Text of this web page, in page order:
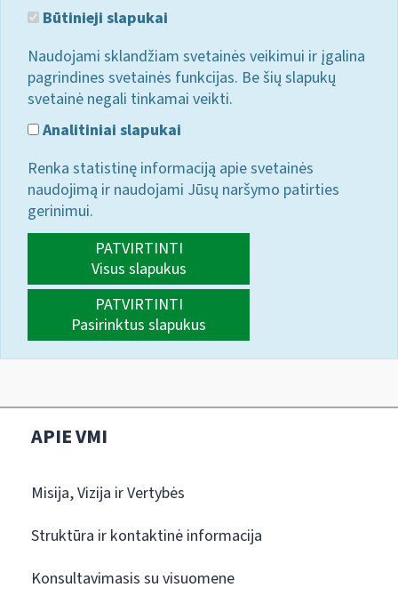
Būtinieji slapukai
Naudojami sklandžiam svetainės veikimui ir įgalina
pagrindines svetainės funkcijas. Be šių slapukų
svetainė negali tinkamai veikti.
Analitiniai slapukai
Renka statistinę informaciją apie svetainės
naudojimą ir naudojami Jūsų naršymo patirties
gerinimui.
PATVIRTINTI
Visus slapukus
PATVIRTINTI
Pasirinktus slapukus
APIE VMI
Misija, Vizija ir Vertybės
Struktūra ir kontaktinė informacija
Konsultavimasis su visuomene